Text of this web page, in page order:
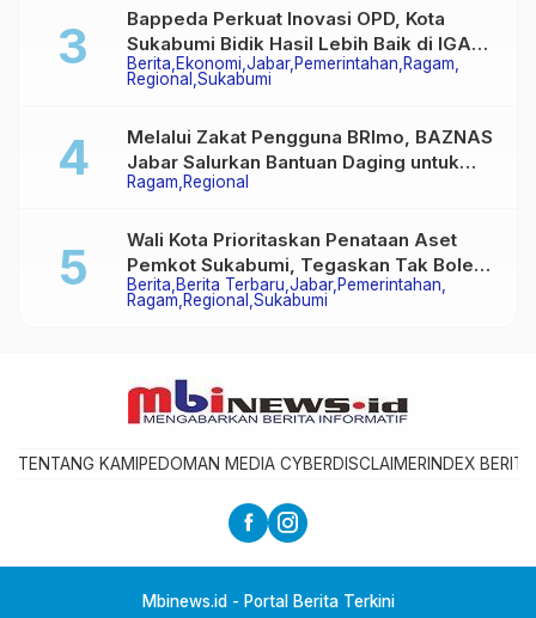
Berita Ekonomi Jabar Pemerintahan Ragam
Regional Sukabumi
Bappeda Perkuat Inovasi OPD, Kota
Sukabumi Bidik Hasil Lebih Baik di IGA
2026
Ragam Regional
Melalui Zakat Pengguna BRImo, BAZNAS
Jabar Salurkan Bantuan Daging untuk
Masyarakat Desa Ciririp
Berita Berita Terbaru Jabar Pemerintahan
Ragam Regional Sukabumi
Wali Kota Prioritaskan Penataan Aset
Pemkot Sukabumi, Tegaskan Tak Boleh
Ada Lagi Sengketa Lahan
TENTANG KAMI PEDOMAN MEDIA CYBERDISCLAIMER INDEX BERITA
Mbinews.id - Portal Berita Terkini